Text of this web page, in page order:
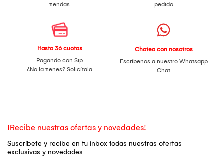
tiendas
pedido
Hasta 36 cuotas
Pagando con Sip
¿No la tienes? Solicítala
Chatea con nosotros
Escríbenos a nuestro Whatsapp
Chat
¡Recibe nuestras ofertas y novedades!
Suscríbete y recibe en tu inbox todas nuestras ofertas
exclusivas y novedades